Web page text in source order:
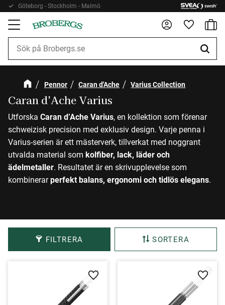
Meny
Göteborg - Stockholm - Malmö
Pennor Caran d'Ache Varius Collection
Caran d'Ache Varius
Utforska Caran d’Ache Varius, en kollektion som förenar
schweizisk precision med exklusiv design. Varje penna i
Varius-serien är ett mästerverk, tillverkat med noggrant
utvalda material som kolfiber, lack, läder och
ädelmetaller. Resultatet är en skrivupplevelse som
kombinerarperfekt balans, ergonomi och tidlös elegans.
FILTRERA SORTERA
Lägg till i favoriter Lägg